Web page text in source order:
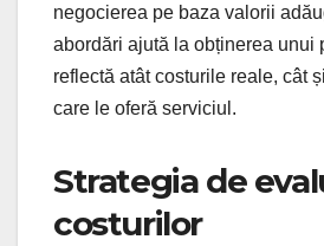
negocierea pe baza valorii
abordări ajută la obținerea unui
reflectă atât costurile reale, cât
care le oferă serviciul.
Strategia de
costurilor